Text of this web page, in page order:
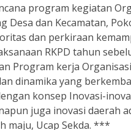
program kegiatan
Desa dan Kecamatan,
dan perkiraan
RKPD tahun
Program kerja
dinamika yang
konsep Inovasi-
juga inovasi daerah
maju, Ucap Sekda. ***